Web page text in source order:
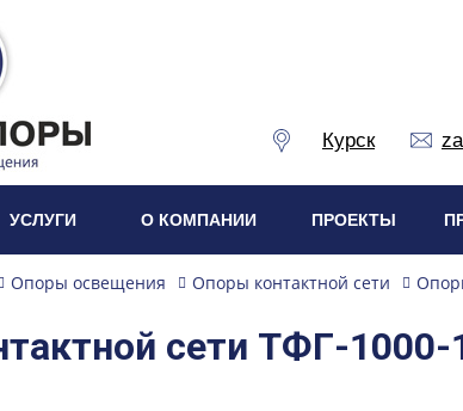
Курск
УСЛУГИ О КОМПАНИИ ПРОЕКТЫ
Опоры освещения Опоры контактной сети
сети ТФГ-1000-